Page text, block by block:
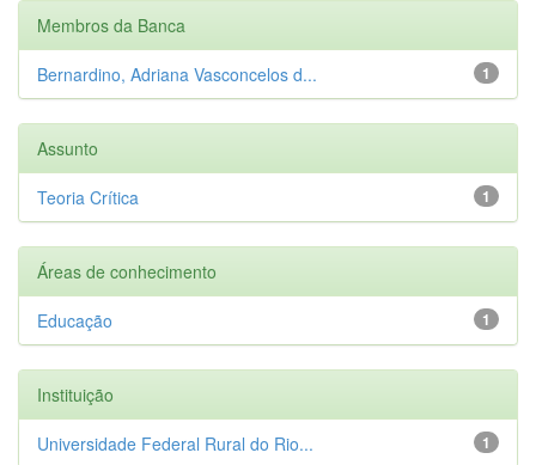
Membros da Banca
1
Bernardino, Adriana Vasconcelos d...
Assunto
1
Teoria Crítica
Áreas de conhecimento
1
Educação
Instituição
1
Universidade Federal Rural do Rio...